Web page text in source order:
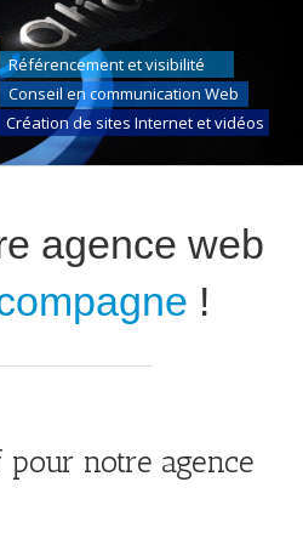
Création de sites Internet et vidéos
Référencement et visibilité
Conseil en communication Web
agence web
!
notre agence